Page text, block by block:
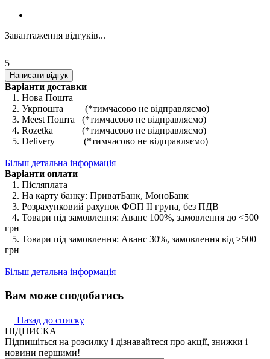
Завантаження відгуків...
5
Написати відгук
Варіанти доставки
1. Нова Пошта
2. Укрпошта (*тимчасово не відправляємо)
3. Meest Пошта (*тимчасово не відправляємо)
4. Rozetka (*тимчасово не відправляємо)
5. Delivery (*тимчасово не відправляємо)
Більш детальна інформація
Варіанти оплати
1. Післяплата
2. На карту банку: ПриватБанк, МоноБанк
3. Розрахунковий рахунок ФОП II група, без ПДВ
4. Товари під замовлення: Аванс 100%, замовлення до <500
грн
5. Товари під замовлення: Аванс 30%, замовлення від ≥500
грн
Більш детальна інформація
Вам може сподобатись
Назад до списку
ПІДПИСКА
Підпишіться на розсилку і дізнавайтеся про акції, знижки і
новини першими!